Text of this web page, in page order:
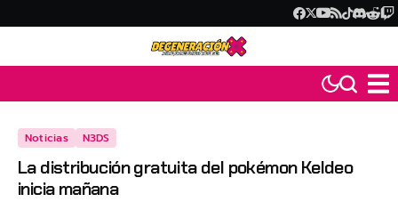
Noticias N3DS
La distribución gratuita del pokémon Keldeo
inicia mañana